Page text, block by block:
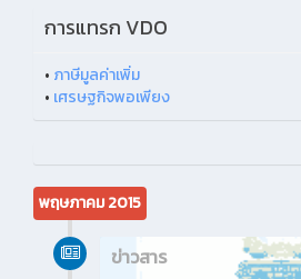
การแทรก VDO
• ภาษีมูลค่าเพิ่ม
• เศรษฐกิจพอเพียง
พฤษภาคม 2015
ข่าวสาร